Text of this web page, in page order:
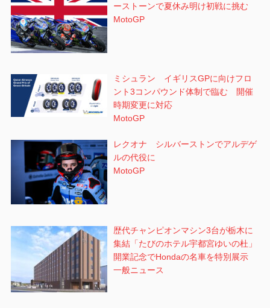
ーストーンで夏休み明け初戦に挑む
MotoGP
ミシュラン イギリスGPに向けフロ
ント3コンパウンド体制で臨む 開催
時期変更に対応
MotoGP
レクオナ シルバーストンでアルデゲ
ルの代役に
MotoGP
歴代チャンピオンマシン3台が栃木に
集結「たびのホテル宇都宮ゆいの杜」
開業記念でHondaの名車を特別展示
一般ニュース